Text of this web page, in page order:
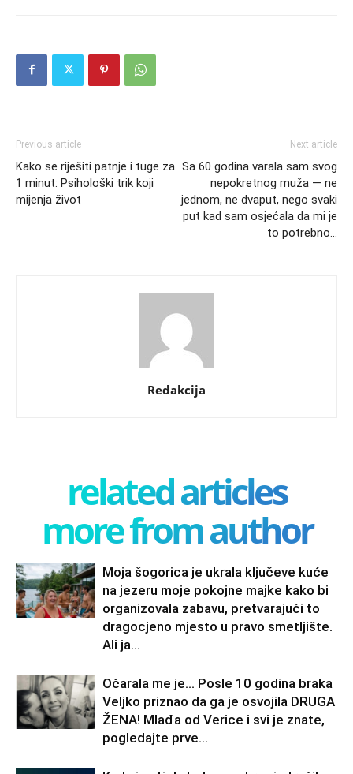
Previous article
Kako se riješiti patnje i tuge za
1 minut: Psihološki trik koji
mijenja život
Next article
Sa 60 godina varala sam svog
nepokretnog muža — ne
jednom, ne dvaput, nego svaki
put kad sam osjećala da mi je
to potrebno…
Redakcija
related articles
more from author
Moja šogorica je ukrala ključeve kuće
na jezeru moje pokojne majke kako bi
organizovala zabavu, pretvarajući to
dragocjeno mjesto u pravo smetljište.
Ali ja...
Očarala me je… Posle 10 godina braka
Veljko priznao da ga je osvojila DRUGA
ŽENA! Mlađa od Verice i svi je znate,
pogledajte prve...